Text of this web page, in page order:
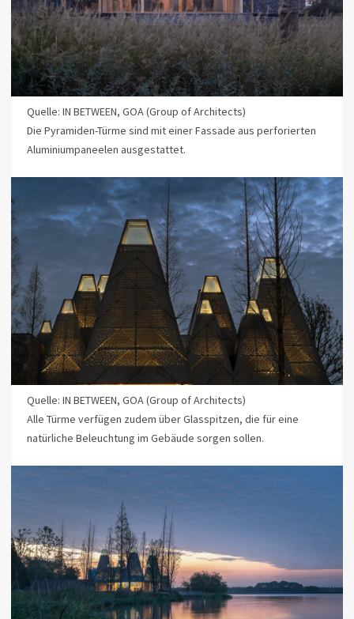
Quelle: IN BETWEEN, GOA (Group of Architects)
Die Pyramiden-Türme sind mit einer Fassade aus perforierten
Aluminiumpaneelen ausgestattet.
Quelle: IN BETWEEN, GOA (Group of Architects)
Alle Türme verfügen zudem über Glasspitzen, die für eine
natürliche Beleuchtung im Gebäude sorgen sollen.